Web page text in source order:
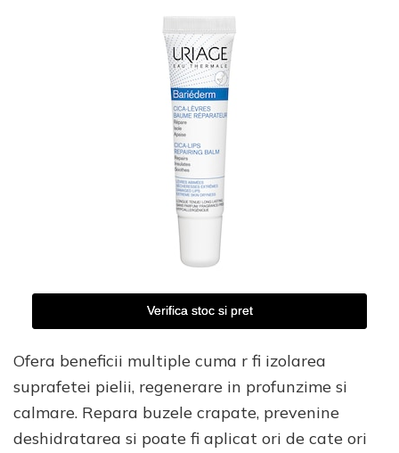
Verifica stoc si pret
Ofera beneficii multiple cuma r fi izolarea
suprafetei pielii, regenerare in profunzime si
calmare. Repara buzele crapate, prevenine
deshidratarea si poate fi aplicat ori de cate ori